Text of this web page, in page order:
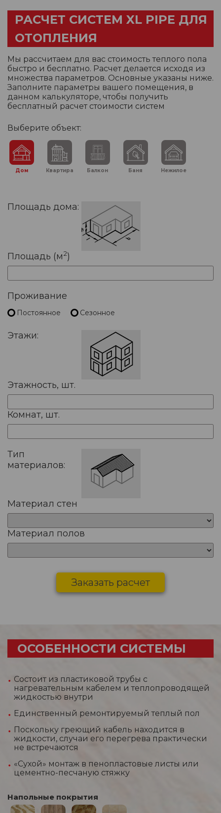
РАСЧЕТ СИСТЕМ XL PIPE ДЛЯ
ОТОПЛЕНИЯ
Мы рассчитаем для вас стоимость теплого пола
быстро и бесплатно. Расчет делается исходя из
множества параметров. Основные указаны ниже.
Заполните параметры вашего помещения, в
данном калькуляторе, чтобы получить
бесплатный расчет стоимости систем
Выберите объект:
Дом Квартира Балкон Баня Нежилое
Площадь дома:
Площадь (м2)
Проживание
Постоянное Сезонное
Этажи:
Этажность, шт.
Комнат, шт.
Тип
материалов:
Материал стен
Материал полов
Заказать расчет
ОСОБЕННОСТИ СИСТЕМЫ
Состоит из пластиковой трубы с
нагревательным кабелем и теплопроводящей
жидкостью внутри
Единственный ремонтируемый теплый пол
Поскольку греющий кабель находится в
жидкости, случаи его перегрева практически
не встречаются
«Сухой» монтаж в пенопластовые листы или
цементно-песчаную стяжку
Напольные покрытия